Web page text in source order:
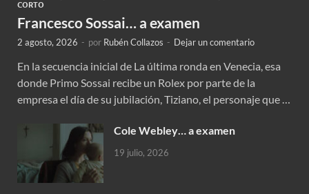
CORTO
Francesco Sossai… a examen
2 agosto, 2026 - por Rubén Collazos - Dejar un comentario
En la secuencia inicial de La última ronda en Venecia, esa
donde Primo Sossai recibe un Rolex por parte de la
empresa el día de su jubilación, Tiziano, el personaje que …
Cole Webley… a examen
19 julio, 2026